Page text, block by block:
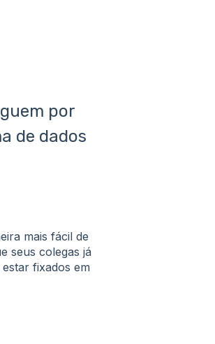
por
de dados
mais fácil de
seus colegas já
fixados em